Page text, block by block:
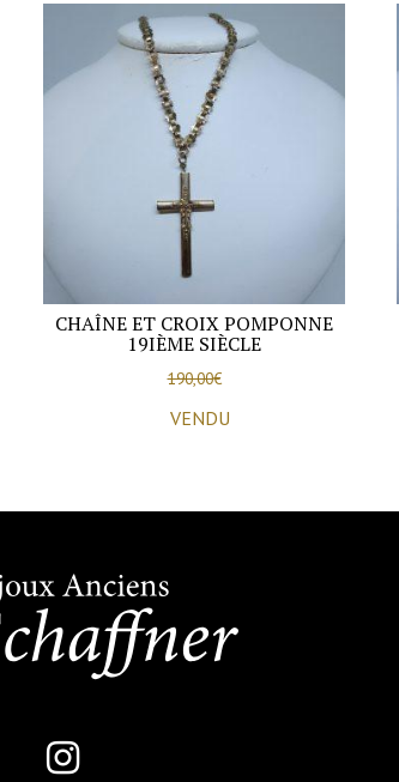
CHAÎNE ET CROIX POMPONNE
19IÈME SIÈCLE
190,00€
VENDU